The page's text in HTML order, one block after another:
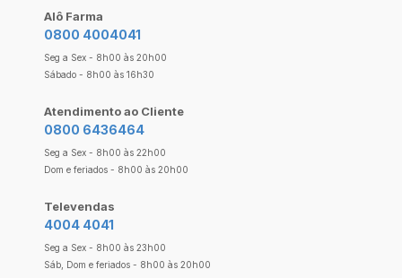
Alô Farma
0800 4004041
Seg a Sex - 8h00 às 20h00
Sábado - 8h00 às 16h30
Atendimento ao Cliente
0800 6436464
Seg a Sex - 8h00 às 22h00
Dom e feriados - 8h00 às 20h00
Televendas
4004 4041
Seg a Sex - 8h00 às 23h00
Sáb, Dom e feriados - 8h00 às 20h00